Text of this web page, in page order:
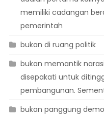
memiliki cadangan
pemerintah
bukan di ruang politik
bukan memantik
disepakati untuk
pembangunan.
bukan panggung